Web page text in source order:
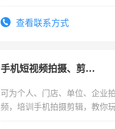
结识有识之士，共享未来。
查看联系方式
手机短视频拍摄、剪辑、抖音快手
可为个人、门店、单位、企业
频，培训手机拍摄剪辑，教你